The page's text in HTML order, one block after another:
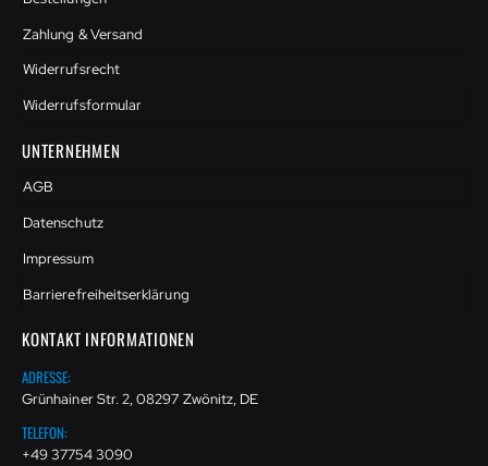
Zahlung & Versand
Widerrufsrecht
Widerrufsformular
UNTERNEHMEN
AGB
Datenschutz
Impressum
Barrierefreiheitserklärung
KONTAKT INFORMATIONEN
ADRESSE:
Grünhainer Str. 2, 08297 Zwönitz, DE
TELEFON:
+49 37754 3090